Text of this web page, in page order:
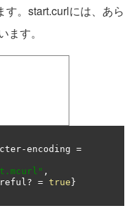
。start.curlには、あら
す。
-encoding =
,
? = true}